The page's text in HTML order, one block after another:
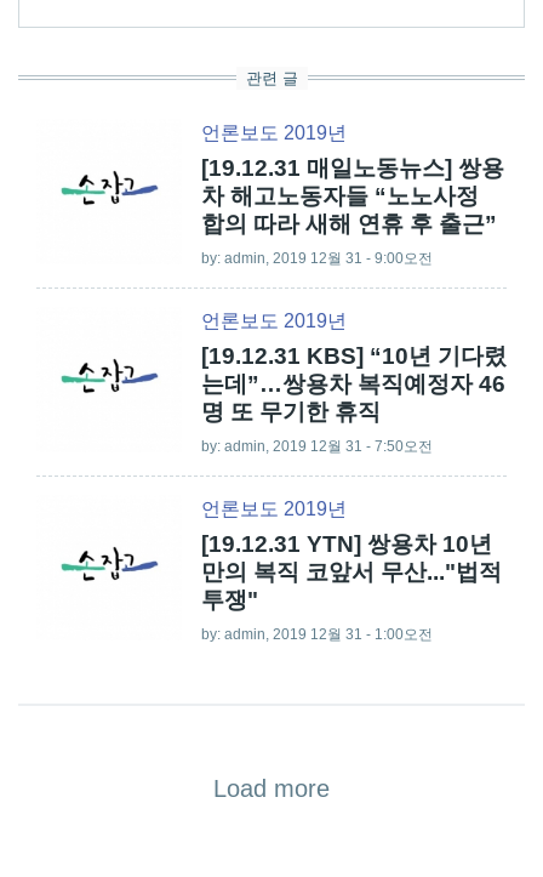
관련 글
언론보도 2019년
[19.12.31 매일노동뉴스] 쌍용
차 해고노동자들 “노노사정
합의 따라 새해 연휴 후 출근”
by: admin, 2019 12월 31 - 9:00오전
언론보도 2019년
[19.12.31 KBS] “10년 기다렸
는데”…쌍용차 복직예정자 46
명 또 무기한 휴직
by: admin, 2019 12월 31 - 7:50오전
언론보도 2019년
[19.12.31 YTN] 쌍용차 10년
만의 복직 코앞서 무산..."법적
투쟁"
by: admin, 2019 12월 31 - 1:00오전
Load more